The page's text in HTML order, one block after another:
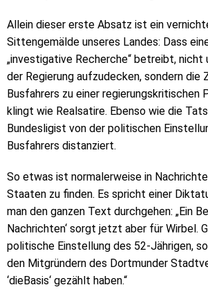
Allein dieser erste Absatz ist ein
Sittengemälde unseres Landes: Dass
„investigative Recherche“ betreibt, nicht
der Regierung aufzudecken, sondern die
Busfahrers zu einer regierungskritischen
klingt wie Realsatire. Ebenso wie die
Bundesligist von der politischen
Busfahrers distanziert.
So etwas ist normalerweise in
Staaten zu finden. Es spricht einer
man den ganzen Text durchgehen: „Ein
Nachrichten‘ sorgt jetzt aber für Wirbel.
politische Einstellung des 52-Jährigen,
den Mitgründern des Dortmunder
‘dieBasis‘ gezählt haben.“